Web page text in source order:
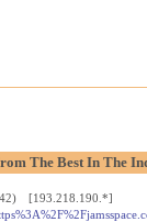
The Best In The
[193.218.190.*]